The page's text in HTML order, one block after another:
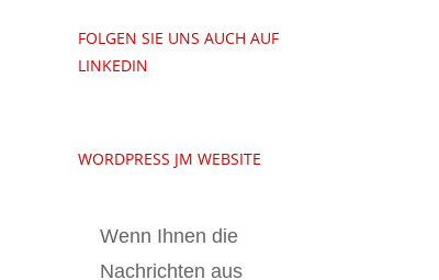
FOLGEN SIE UNS AUCH AUF
LINKEDIN
WORDPRESS JM WEBSITE
Wenn Ihnen die
Nachrichten aus